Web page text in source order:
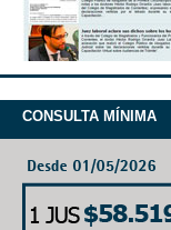
CONSULTA MÍNIMA